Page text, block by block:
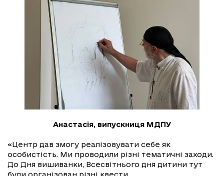
Анастасія, випускниця МДПУ
«Центр дав змогу реалізовувати себе як
особистість. Ми проводили різні тематичні заходи.
До Дня вишиванки, Всесвітнього дня дитини тут